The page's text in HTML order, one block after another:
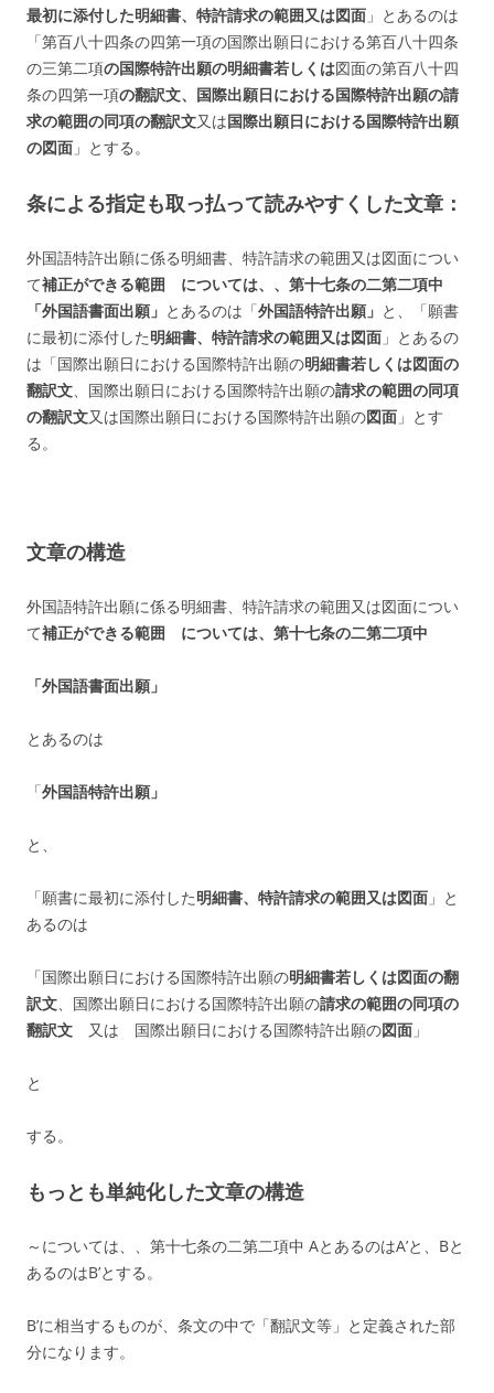
最初に添付した明細書、特許請求の範囲又は図面 」とあるのは
「第百八十四条の四第一項の国際出願日における第百八十四条
の三第二項の国際特許出願の明細書若しくは図面の第百八十四
条の四第一項の翻訳文、国際出願日における国際特許出願の請
求の範囲の同項の翻訳文又は国際出願日における国際特許出願
の図面 」とする。
条による指定も取っ払って読みやすくした文章：
外国語特許出願に係る明細書、特許請求の範囲又は図面につい
て補正ができる範囲 については、、第十七条の二第二項中
「外国語書面出願」 とあるのは「外国語特許出願」 と、「願書
に最初に添付した明細書、特許請求の範囲又は図面 」とあるの
は「国際出願日における国際特許出願の明細書若しくは図面の
翻訳文、 国際出願日における国際特許出願の請求の範囲の同項
の翻訳文又は国際出願日における国際特許出願の図面 」とす
る。
文章の構造
外国語特許出願に係る明細書、特許請求の範囲又は図面につい
て補正ができる範囲 については、第十七条の二第二項中
「外国語書面出願」
とあるのは
「外国語特許出願」
と、
「願書に最初に添付した明細書、特許請求の範囲又は図面 」と
あるのは
「国際出願日における国際特許出願の明細書若しくは図面の翻
訳文、 国際出願日における国際特許出願の請求の範囲の同項の
翻訳文
又は 国際出願日における国際特許出願の図面 」
と
する。
もっとも単純化した文章の構造
～については、、第十七条の二第二項中 AとあるのはA’と、Bと
あるのはB’とする。
B’に相当するものが、条文の中で「翻訳文等」と定義された部
分になります。